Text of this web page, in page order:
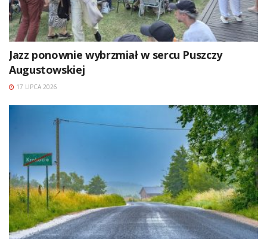
Jazz ponownie wybrzmiał w sercu Puszczy
Augustowskiej
17 LIPCA 2026